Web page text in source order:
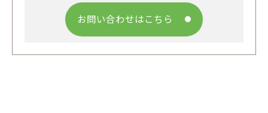
お問い合わせはこちら